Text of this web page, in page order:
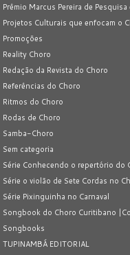
Prêmio Marcus Pereira de
Projetos Culturais que enfocam o
Promoções
Reality Choro
Redação da Revista do Choro
Referências do Choro
Ritmos do Choro
Rodas de Choro
Samba-Choro
Sem categoria
Série Conhecendo o repertório do
Série o violão de Sete Cordas no
Série Pixinguinha no Carnaval
Songbook do Choro Curitibano
Songbooks
TUPINAMBÁ EDITORIAL